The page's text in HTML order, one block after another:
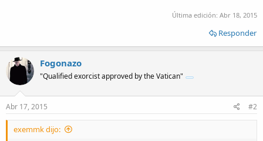
Última edición: Abr 18, 2015
Responder
Fogonazo
"Qualified exorcist approved by the Vatican"
Abr 17, 2015 #2
exemmk dijo: